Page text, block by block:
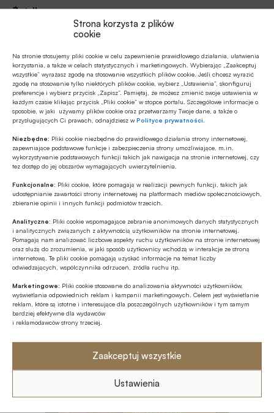
Strona korzysta z plików
cookie
Na stronie stosujemy pliki cookie w celu zapewnienie prawidłowego działania, ułatwienia
korzystania, a także w celach statystycznych i marketingowych. Wybierając „Zaakceptuj
wszystkie” wyrażasz zgodę na stosowanie wszystkich plików cookie. Jeśli chcesz wyrazić
zgodę na stosowanie tylko niektórych plików cookie, wybierz „Ustawienia”, skonfiguruj
preferencje i wybierz przycisk „Zapisz”. Pamiętaj, że możesz zmienić swoje ustawienia w
każdym czasie klikając przycisk „Pliki cookie” w stopce portalu. Szczegółowe informacje o
sposobie, w jaki używamy plików cookie oraz przetwarzamy Twoje dane, a także o
przysługujących Ci prawach, odnajdziesz wPolityce prywatności
Niezbędne: Pliki cookie niezbędne do prawidłowego działania strony internetowej,
zapewniające podstawowe funkcje i zabezpieczenia strony umożliwiające, m.in.
wykorzystywanie podstawowych funkcji takich jak nawigacja na stronie internetowej, czy
tez dostęp do jej obszarów wymagających uwierzytelnienia.
Funkcjonalne: Pliki cookie, które pomagają w realizacji pewnych funkcji, takich jak
udostępnianie zawartości strony internetowej na platformach mediów społecznościowych,
zbieranie opinii i innych funkcji podmiotów trzecich.
Analityczne: Pliki cookie wspomagające zebranie anonimowych danych statystycznych
i analitycznych związanych z aktywnością użytkowników na stronie internetowej.
Pomagają nam analizować liczbowe aspekty ruchu użytkowników na stronie internetowej
oraz służą do zrozumienia, w jaki sposób użytkownicy wchodzą w interakcje ze stroną
internetową. Te pliki cookie pomagają uzyskać informacje na temat liczby
odwiedzających, współczynnika odrzuceń, źródła ruchu itp.
Marketingowe: Pliki cookie stosowane do analizowania aktywności użytkowników,
wyświetlania odpowiednich reklam i kampanii marketingowych. Celem jest wyświetlanie
reklam, które są istotne i interesujące dla poszczególnych użytkowników i tym samym
bardziej efektywne dla wydawców
i reklamodawców strony trzeciej.
Zaakceptuj wszystkie
Ustawienia
Źródło
Polecamy
MULTIMEDIA
Banki mogą bezpośrednio finansować
przemysł zbrojeniowy
ESG
Zielone remonty odrębnym, masowym
segmentem rynku finansowania
bankowego?
Z RYNKU FINANSOWEGO
PKO BP o nowych zasadach
ustawowych w sprawach frankowych
Na czym polega faza Discovery?